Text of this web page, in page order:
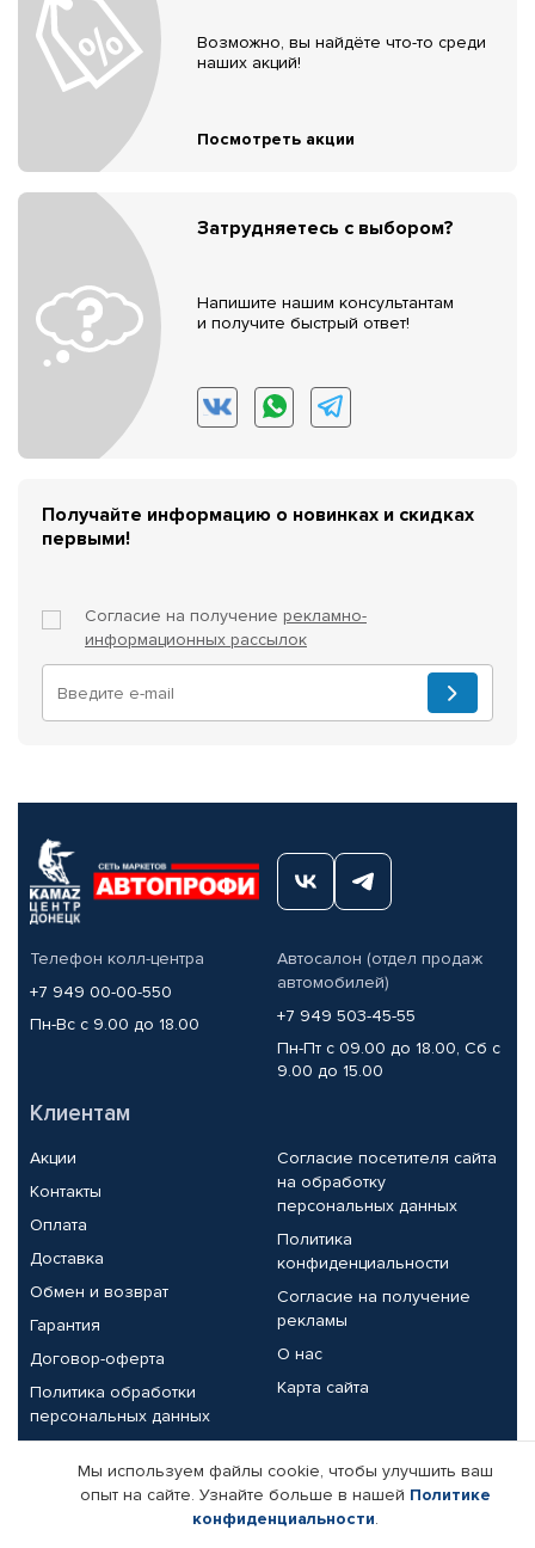
Возможно, вы найдёте что-то среди
наших акций!
Посмотреть акции
Затрудняетесь с выбором?
Напишите нашим консультантам
и получите быстрый ответ!
Получайте информацию о новинках и скидках
первыми!
Согласие на получение рекламно-
информационных рассылок
Телефон колл-центра
+7 949 00-00-550
Пн-Вс с 9.00 до 18.00
Автосалон (отдел продаж
автомобилей)
+7 949 503-45-55
Пн-Пт с 09.00 до 18.00, Сб с
9.00 до 15.00
Клиентам
Акции
Контакты
Оплата
Доставка
Обмен и возврат
Гарантия
Договор-оферта
Политика обработки
персональных данных
Согласие посетителя сайта
на обработку
персональных данных
Политика
конфиденциальности
Согласие на получение
рекламы
О нас
Карта сайта
Партнерам
Корпоративным клиентам
Реквизиты компании
Мы используем файлы cookie, чтобы улучшить ваш
опыт на сайте. Узнайте больше в нашей Политике
конфиденциальности.